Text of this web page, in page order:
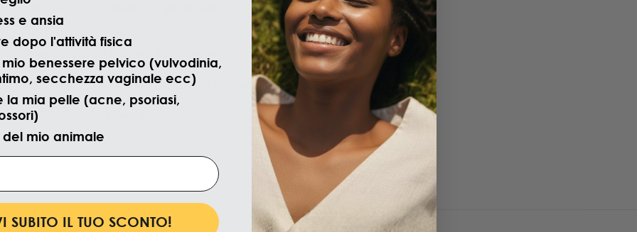
effects of cannabidiol in generalized social anxiety disorder. Journal of
on sleep disruption induced by stress in rats . Neuropharmacology, 62(1), 373–384.
and Sleep: A Large Case Series. The Permanente Journal, 23, 18–041.
(CBD) Critical Review Report
e ansia
dopo l'attività fisica
mio benessere pelvico (vulvodinia,
secchezza vaginale ecc)
la mia pelle (acne, psoriasi,
del mio animale
SUBITO IL TUO SCONTO!